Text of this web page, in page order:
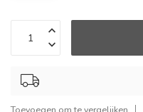
Toevoegen om te vergelijken